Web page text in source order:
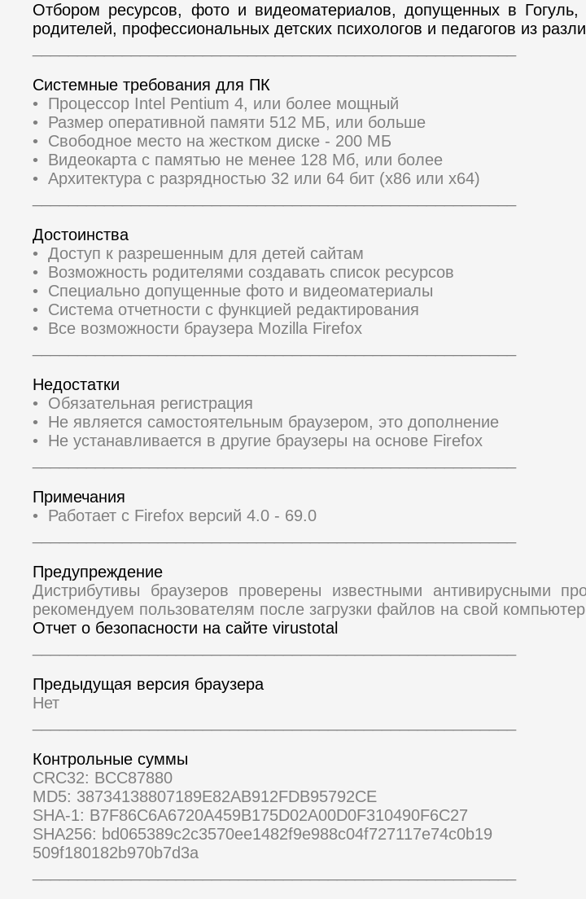
Отбором ресурсов, фото и видеоматериалов, допущенных в
родителей, профессиональных детских психологов и педагогов из
Системные требования для ПК
• Процессор Intel Pentium 4, или более мощный
• Размер оперативной памяти 512 МБ, или больше
• Свободное место на жестком диске - 200 МБ
• Видеокарта с памятью не менее 128 Мб, или более
• Архитектура с разрядностью 32 или 64 бит (x86 или x64)
Достоинства
• Доступ к разрешенным для детей сайтам
• Возможность родителями создавать список ресурсов
• Специально допущенные фото и видеоматериалы
• Система отчетности с функцией редактирования
• Все возможности браузера Mozilla Firefox
Недостатки
• Обязательная регистрация
• Не является самостоятельным браузером, это дополнение
• Не устанавливается в другие браузеры на основе Firefox
Примечания
• Работает с Firefox версий 4.0 - 69.0
Предупреждение
Дистрибутивы браузеров проверены известными антивирусными
рекомендуем пользователям после загрузки файлов на свой
Отчет о безопасности на сайте virustotal
Предыдущая версия браузера
Нет
Контрольные суммы
CRC32: BCC87880
MD5: 38734138807189E82AB912FDB95792CE
SHA-1: B7F86C6A6720A459B175D02A00D0F310490F6C27
SHA256: bd065389c2c3570ee1482f9e988c04f727117e74c0b19
509f180182b970b7d3a